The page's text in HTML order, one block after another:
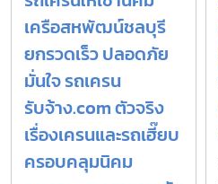
เครือสหพัฒน์ชลบุรี
ยกรวดเร็ว ปลอดภัย
มั่นใจ รถเครน
รับจ้าง.com ตัวจริง
เรื่องเครนและรถเฮี๊ยบ
ครอบคลุมนิคม